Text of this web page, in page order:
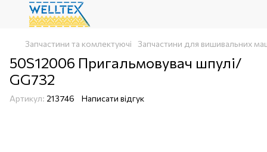
Запчастини та комлектуючі Запчастини для вишивальних
50S12006 Пригальмовувач шпулі/
GG732
Артикул: 213746 Написати відгук